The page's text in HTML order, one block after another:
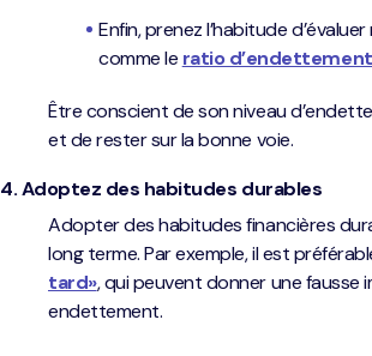
Enfin, prenez l’habitude
comme le ratio d’endettement
Être conscient de son niveau
et de rester sur la bonne voie.
4. Adoptez des habitudes durables
Adopter des habitudes financières
long terme. Par exemple, il est
tard», qui peuvent donner une
endettement.